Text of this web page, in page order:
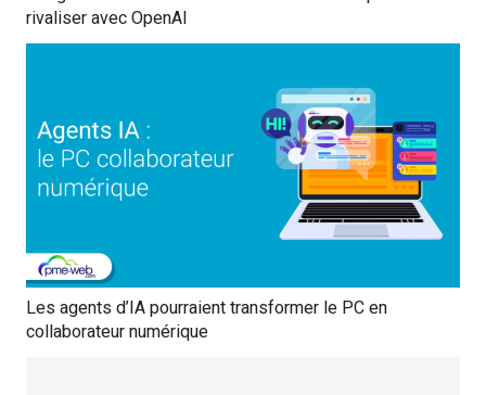
rivaliser avec OpenAI
Les agents d’IA pourraient transformer le PC en
collaborateur numérique